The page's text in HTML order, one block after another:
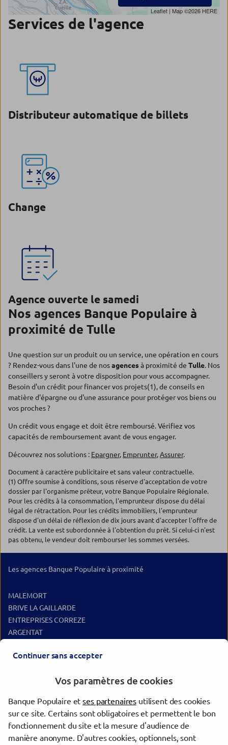
Leaflet | Map ©2026 HERE
Services de l'agence
Distributeur automatique de billets
Change
Agence ouverte le samedi
Nos agences Banque Populaire à
proximité de Tulle
Une question sur un produit ou un service, une opération en cours
? Rendez-vous dans l'une de nosagencesà proximité de Tulle. Nos
conseillers y seront à votre disposition pour vous accompagner.
Besoin d'un crédit pour financer vos projets(1), de conseils en
matière d'épargne ou d'une assurance pour protéger vos biens ou
vos proches ?
Un crédit vous engage et doit être remboursé. Vérifiez vos
capacités de remboursement avant de vous engager.
Découvrez nos solutions : Epargner, Emprunter,Assurer.
Document à caractère publicitaire et sans valeur contractuelle.
(1) Offre soumise à conditions, sous réserve d'acceptation de votre
dossier par l'organisme prêteur, votre Banque Populaire Régionale.
Pour les crédits à la consommation, l'emprunteur dispose du délai
légal de rétractation. Pour les crédits immobiliers, l'emprunteur
dispose d'un délai de réflexion de dix jours avant d'accepter l'offre de
crédit. La vente est subordonnée à l'obtention du prêt. Si celui-ci n'est
pas obtenu, le vendeur doit rembourser les sommes versées.
Les agences Banque Populaire à proximité
MALEMORT
BRIVE LA GAILLARDE
ENTREPRISES CORREZE
ARGENTAT
MEYSSAC
Les agences Banque Populaire dans les villes à proximité
Brive-la-Gaillarde
Continuer sans accepter
Vos paramètres de cookies
Banque Populaire etses partenaires utilisent des cookies
sur ce site. Certains sont obligatoires et permettent le bon
fonctionnement du site et la mesure d'audience de
manière anonyme. D'autres cookies, optionnels, sont